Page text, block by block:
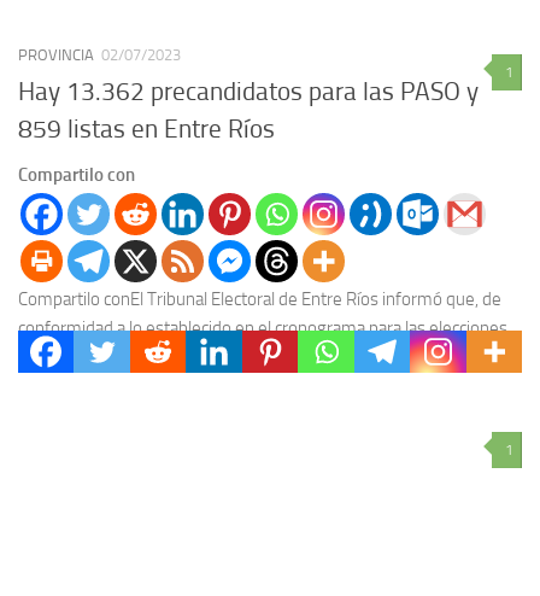
1
PROVINCIA 02/07/2023
Hay 13.362 precandidatos para las PASO y
859 listas en Entre Ríos
Compartilo con
Compartilo conEl Tribunal Electoral de Entre Ríos informó que, de
conformidad a lo establecido en el cronograma para las elecciones
Primarias, Abiertas, Simultáneas y Obligatorias...
1